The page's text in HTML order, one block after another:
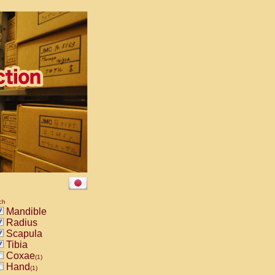
Mandible
Radius
Scapula
Tibia
Coxae(1)
Hand(1)